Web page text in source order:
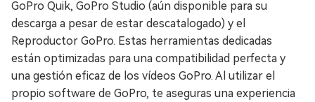
GoPro Quik, GoPro Studio (aún disponible para su
descarga a pesar de estar descatalogado) y el
Reproductor GoPro. Estas herramientas dedicadas
están optimizadas para una compatibilidad perfecta y
una gestión eficaz de los vídeos GoPro. Al utilizar el
propio software de GoPro, te aseguras una experiencia